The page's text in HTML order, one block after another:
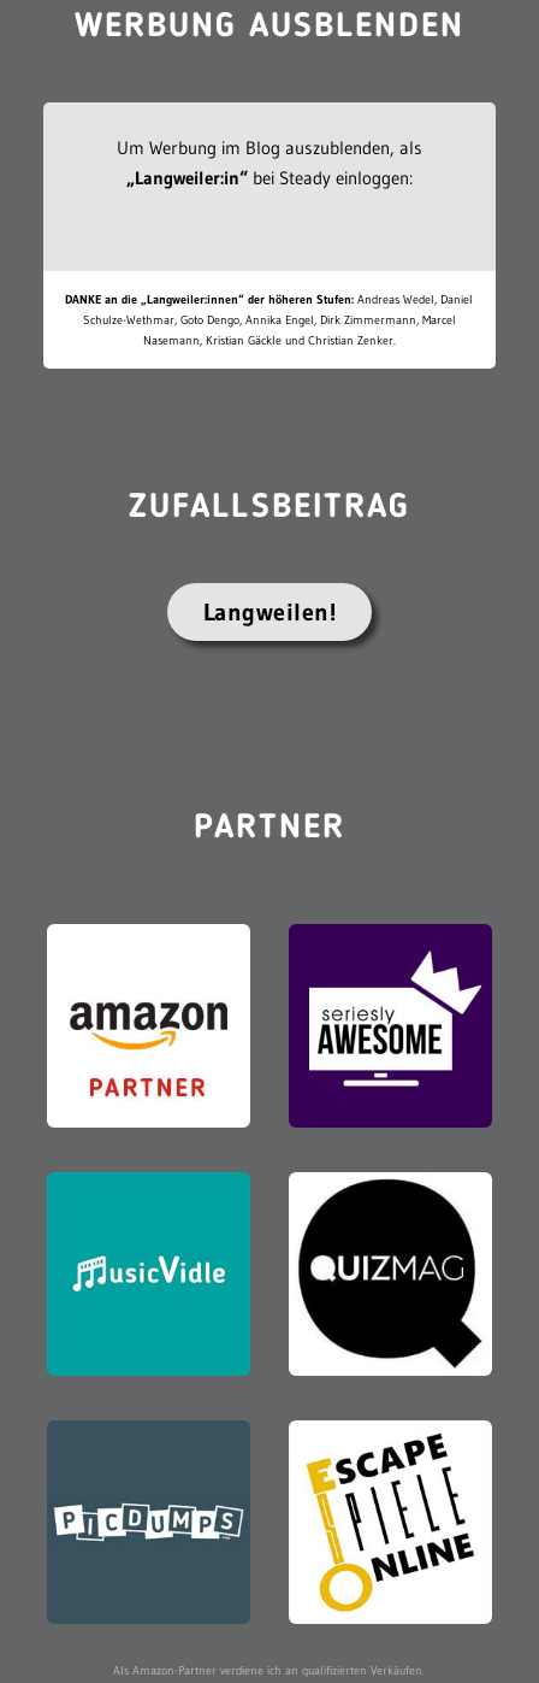
WERBUNG AUSBLENDEN
Um Werbung im Blog auszublenden, als
„Langweiler:in“bei Steady einloggen:
DANKE an die „Langweiler:innen“ der höheren Stufen: Andreas Wedel, Daniel
Schulze-Wethmar, Goto Dengo, Annika Engel, Dirk Zimmermann, Marcel
Nasemann, Kristian Gäckle und Christian Zenker.
ZUFALLSBEITRAG
Langweilen!
PARTNER
Als Amazon-Partner verdiene ich an qualifizierten Verkäufen.